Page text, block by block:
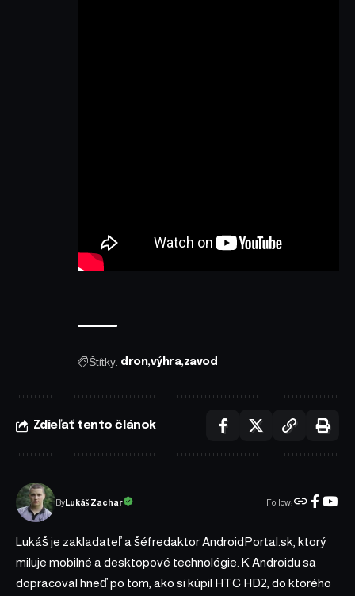
Štítky: dron výhra zavod
Zdieľať tento článok
ByLukáš Zachar Follow:
Lukáš je zakladateľ a šéfredaktor AndroidPortal.sk, ktorý
miluje mobilné a desktopové technológie. K Androidu sa
dopracoval hneď po tom, ako si kúpil HTC HD2, do ktorého